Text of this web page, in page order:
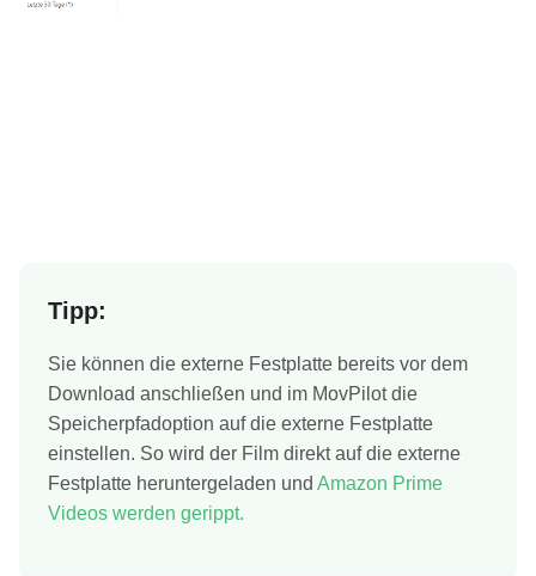
Tipp:
Sie können die externe Festplatte bereits vor dem
Download anschließen und im MovPilot die
Speicherpfadoption auf die externe Festplatte
einstellen. So wird der Film direkt auf die externe
Festplatte heruntergeladen und Amazon Prime
Videos werden gerippt.